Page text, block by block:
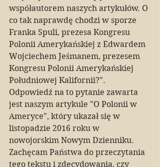
współautorem naszych artykułów. O
co tak naprawdę chodzi w sporze
Franka Spuli, prezesa Kongresu
Polonii Amerykańskiej z Edwardem
Wojciechem Jeśmanem, prezesem
Kongresu Polonii Amerykańskiej
Południowej Kalifornii?".
Odpowiedź na to pytanie zawarta
jest naszym artykule "O Polonii w
Ameryce", który ukazał się w
listopadzie 2016 roku w
nowojorskim Nowym Dzienniku.
Zachęcam Państwa do przeczytania
tego tekstu i zdecydowania, czy